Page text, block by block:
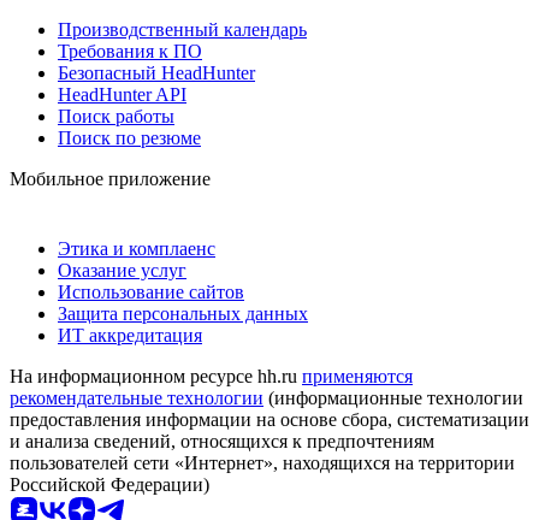
Производственный календарь
Требования к ПО
Безопасный HeadHunter
HeadHunter API
Поиск работы
Поиск по резюме
Мобильное приложение
Этика и комплаенс
Оказание услуг
Использование сайтов
Защита персональных данных
ИТ аккредитация
На информационном ресурсе hh.ru применяются
рекомендательные технологии (информационные технологии
предоставления информации на основе сбора, систематизации
и анализа сведений, относящихся к предпочтениям
пользователей сети «Интернет», находящихся на территории
Российской Федерации)